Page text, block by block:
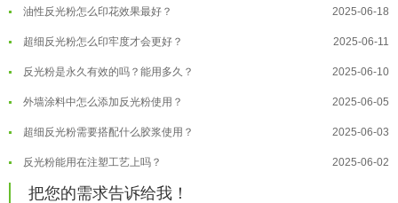
温变粉可以做防伪标签、温变防伪吗... 2026-08-05
温变粉适合做热变还是冷变？ 2026-08-04
温变粉注塑后表面翻车？粗糙、颗粒... 2026-07-28
温变粉保质期有多久？开封后如何保... 2026-07-20
温变粉大批量保存指南｜做对这几步... 2026-07-17
温变粉"罢工"指南：为... 2026-07-10
温变粉到底怕不怕酸碱和酒精？
油性反光粉怎么印花效果最好？ 2025-06-18
超细反光粉怎么印牢度才会更好？ 2025-06-11
反光粉是永久有效的吗？能用多久？ 2025-06-10
外墙涂料中怎么添加反光粉使用？ 2025-06-05
超细反光粉需要搭配什么胶浆使用？ 2025-06-03
反光粉能用在注塑工艺上吗？ 2025-06-02
反光粉可以混合其他颜料一起使用吗...
把您的需求告诉给我！